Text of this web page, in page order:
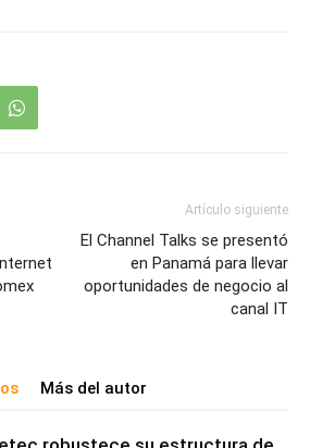
Artículo siguiente
El Channel Talks se presentó
en Panamá para llevar
oportunidades de negocio al
canal IT
Más del autor